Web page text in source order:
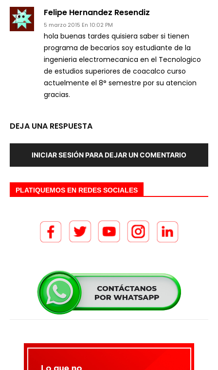
Felipe Hernandez Resendiz
5 marzo 2015 En 10:02 PM
hola buenas tardes quisiera saber si tienen
programa de becarios soy estudiante de la
ingenieria electromecanica en el Tecnologico
de estudios superiores de coacalco curso
actuelmente el 8° semestre por su atencion
gracias.
DEJA UNA RESPUESTA
INICIAR SESIÓN PARA DEJAR UN COMENTARIO
PLATIQUEMOS EN REDES SOCIALES